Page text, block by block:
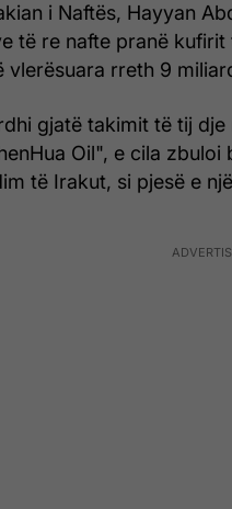
i Naftës, Hayyan
të re nafte pranë
vlerësuara rreth 9
gjatë takimit të tij
Oil", e cila zbuloi
të Irakut, si pjesë e